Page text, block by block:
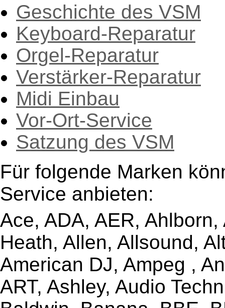
Geschichte des VSM
Keyboard-Reparatur
Orgel-Reparatur
Verstärker-Reparatur
Midi Einbau
Vor-Ort-Service
Satzung des VSM
Für folgende Marken
Service anbieten:
Ace, ADA, AER,
Heath, Allen, Allsound,
American DJ, Ampeg ,
ART, Ashley, Audio